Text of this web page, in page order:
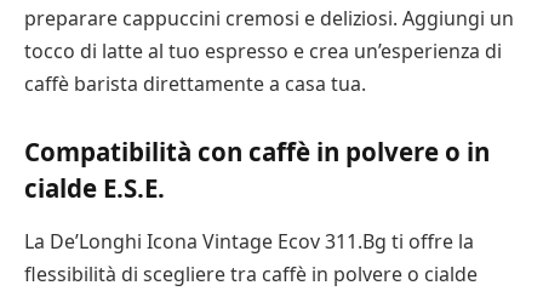
preparare cappuccini cremosi e deliziosi. Aggiungi un
tocco di latte al tuo espresso e crea un’esperienza di
caffè barista direttamente a casa tua.
Compatibilità con caffè in polvere o in
cialde E.S.E.
La De’Longhi Icona Vintage Ecov 311.Bg ti offre la
flessibilità di scegliere tra caffè in polvere o cialde